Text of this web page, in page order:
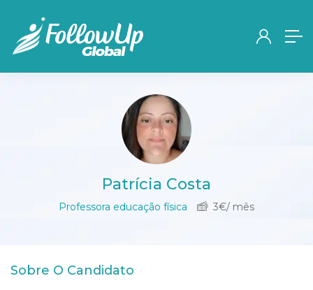
Patrícia Costa
Professora educação física 3€/ mês
Sobre O Candidato